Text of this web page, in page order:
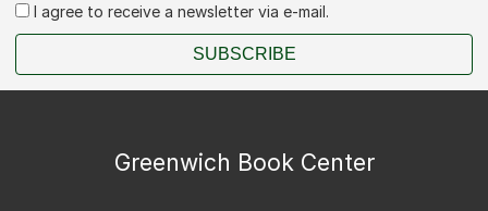
I agree to receive a newsletter via e-mail.
SUBSCRIBE
Greenwich Book Center